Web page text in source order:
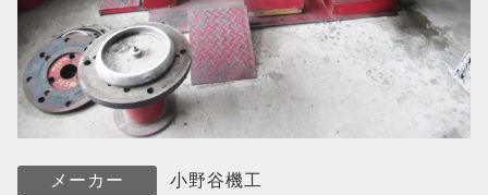
メーカー 小野谷機工